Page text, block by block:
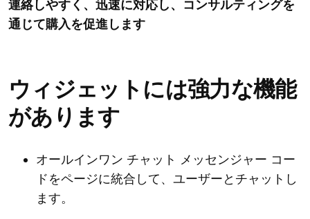
連絡しやすく、迅速に対応し、コンサルティングを
通じて購入を促進します
ウィジェットには強力な機能
があります
オールインワン チャット メッセンジャー コー
ドをページに統合して、ユーザーとチャットし
ます。